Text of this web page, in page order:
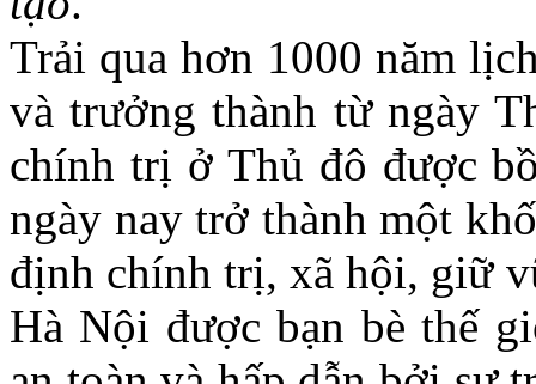
Trải qua hơn 1000 năm
và trưởng thành từ ngày
chính trị ở Thủ đô được
ngày nay trở thành một
định chính trị, xã hội, giữ
Hà Nội được bạn bè thế